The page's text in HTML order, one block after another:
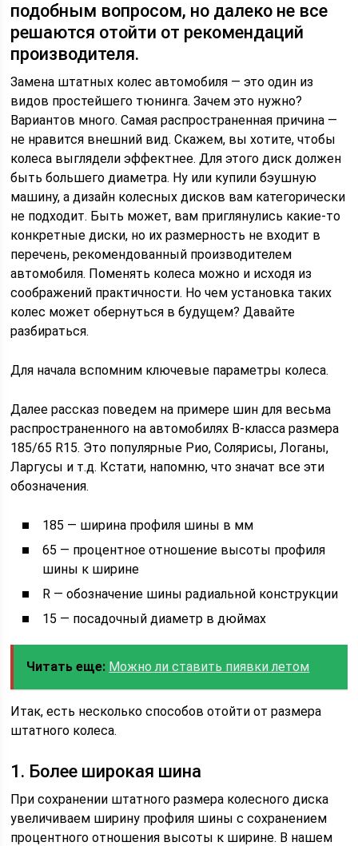
подобным вопросом, но далеко не все
решаются отойти от рекомендаций
производителя.
Замена штатных колес автомобиля — это один из
видов простейшего тюнинга. Зачем это нужно?
Вариантов много. Самая распространенная причина —
не нравится внешний вид. Скажем, вы хотите, чтобы
колеса выглядели эффектнее. Для этого диск должен
быть большего диаметра. Ну или купили бэушную
машину, а дизайн колесных дисков вам категорически
не подходит. Быть может, вам приглянулись какие-то
конкретные диски, но их размерность не входит в
перечень, рекомендованный производителем
автомобиля. Поменять колеса можно и исходя из
соображений практичности. Но чем установка таких
колес может обернуться в будущем? Давайте
разбираться.
Для начала вспомним ключевые параметры колеса.
Далее рассказ поведем на примере шин для весьма
распространенного на автомобилях В-класса размера
185/65 R15. Это популярные Рио, Солярисы, Логаны,
Ларгусы и т.д. Кстати, напомню, что значат все эти
обозначения.
185 — ширина профиля шины в мм
65 — процентное отношение высоты профиля
шины к ширине
R — обозначение шины радиальной конструкции
15 — посадочный диаметр в дюймах
Читать еще: Можно ли ставить пиявки летом
Итак, есть несколько способов отойти от размера
штатного колеса.
1. Более широкая шина
При сохранении штатного размера колесного диска
увеличиваем ширину профиля шины с сохранением
процентного отношения высоты к ширине. В нашем